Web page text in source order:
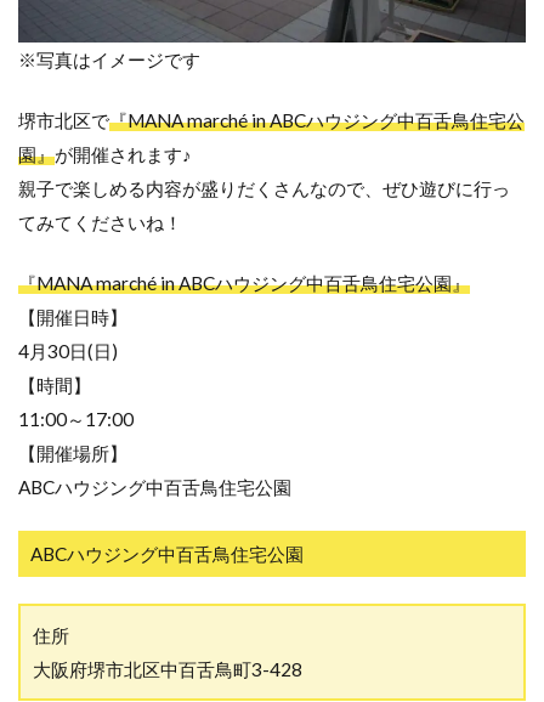
※写真はイメージです
堺市北区で『MANA marché in ABCハウジング中百舌鳥住宅公
園』が開催されます♪
親子で楽しめる内容が盛りだくさんなので、ぜひ遊びに行っ
てみてくださいね！
『MANA marché in ABCハウジング中百舌鳥住宅公園』
【開催日時】
4月30日(日)
【時間】
11:00～17:00
【開催場所】
ABCハウジング中百舌鳥住宅公園
ABCハウジング中百舌鳥住宅公園
住所
大阪府堺市北区中百舌鳥町3-428